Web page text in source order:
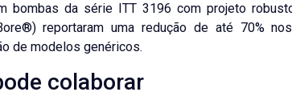
bombas da série ITT 3196 com projeto
reportaram umaredução de até 70%
de modelos genéricos.
colaborar